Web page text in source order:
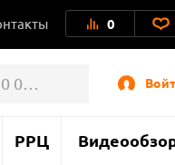
0
РРЦ